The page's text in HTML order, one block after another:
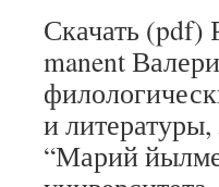
Скачать (pdf)
manent
и
“Марий